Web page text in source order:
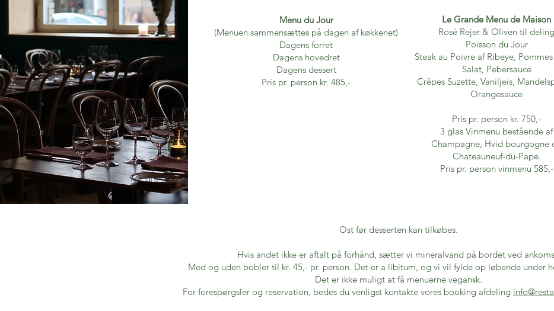
Menu du Jour
(Menuen sammensættes på dagen af køkkenet)
Dagens forret
Dagens hovedret
Dagens dessert
Pris pr. person kr. 485,-
Le Grande Menu de Maison
Rosé Rejer & Oliven til deling
Poisson du Jour
Steak au Poivre af Ribeye,
Salat, Pebersauce
Crêpes Suzette, Vaniljeis,
Orangesauce
Pris pr. person kr. 750,-
3 glas Vinmenu bestående af
Champagne, Hvid bourgogne
Chateauneuf-du-Pape.
Pris pr. person vinmenu 585,-
Ost før desserten kan tilkøbes.
Hvis andet ikke er aftalt på forhånd, sætter vi mineralvand på bordet ved
Med og uden bobler til kr. 45,- pr. person. Det er a libitum, og vi vil fylde op løbende under
Det er ikke muligt at få menuerne vegansk.
For forespørgsler og reservation, bedes du venligst kontakte vores booking afdeling